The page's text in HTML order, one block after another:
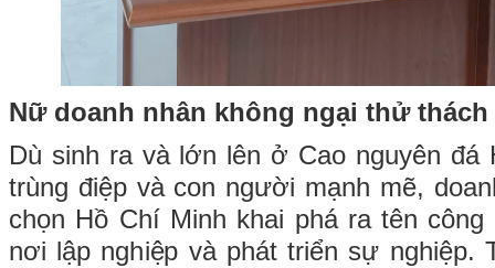
Nữ doanh nhân không ngại thử thách
Dù sinh ra và lớn lên ở Cao nguyên đá
trùng điệp và con người mạnh mẽ,
chọn Hồ Chí Minh khai phá ra tên
nơi lập nghiệp và phát triển sự nghiệp.